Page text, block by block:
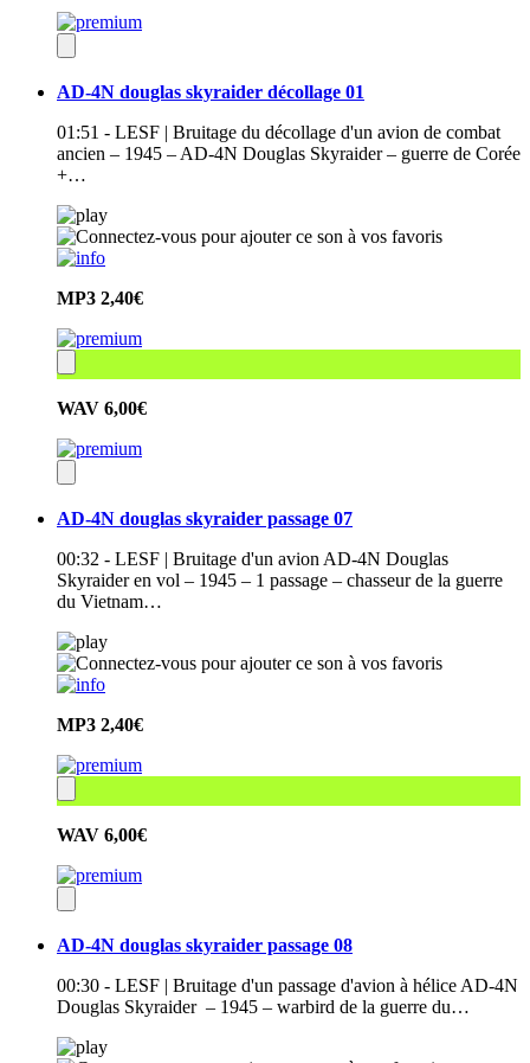
AD-4N douglas skyraider décollage 01
01:51 - LESF | Bruitage du décollage d'un avion de combat
ancien – 1945 – AD-4N Douglas Skyraider – guerre de Corée
+…
MP3 2,40€
WAV 6,00€
AD-4N douglas skyraider passage 07
00:32 - LESF | Bruitage d'un avion AD-4N Douglas
Skyraider en vol – 1945 – 1 passage – chasseur de la guerre
du Vietnam…
MP3 2,40€
WAV 6,00€
AD-4N douglas skyraider passage 08
00:30 - LESF | Bruitage d'un passage d'avion à hélice AD-4N
Douglas Skyraider – 1945 – warbird de la guerre du…